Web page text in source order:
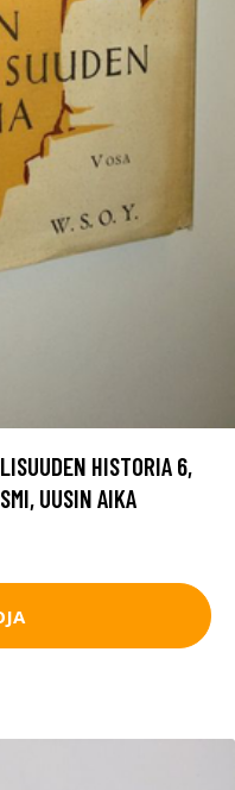
HISTORIA 6,
UUSIN AIKA